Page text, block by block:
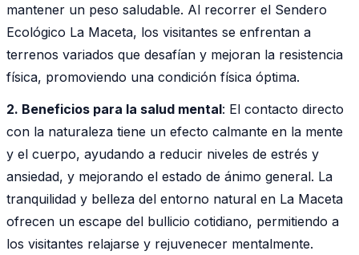
mantener un peso saludable. Al recorrer el Sendero
Ecológico La Maceta, los visitantes se enfrentan a
terrenos variados que desafían y mejoran la resistencia
física, promoviendo una condición física óptima.
2. Beneficios para la salud mental: El contacto directo
con la naturaleza tiene un efecto calmante en la mente
y el cuerpo, ayudando a reducir niveles de estrés y
ansiedad, y mejorando el estado de ánimo general. La
tranquilidad y belleza del entorno natural en La Maceta
ofrecen un escape del bullicio cotidiano, permitiendo a
los visitantes relajarse y rejuvenecer mentalmente.